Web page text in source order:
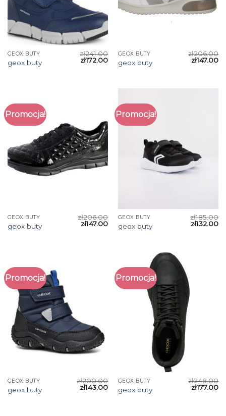
GEOX BUTY
geox buty
zł241.00
zł172.00
GEOX BUTY
geox buty
zł206.00
zł147.00
Promocja!
GEOX BUTY
geox buty
zł206.00
zł147.00
Promocja!
GEOX BUTY
geox buty
zł185.00
zł132.00
Promocja!
GEOX BUTY
geox buty
zł200.00
zł143.00
Promocja!
GEOX BUTY
geox buty
zł248.00
zł177.00